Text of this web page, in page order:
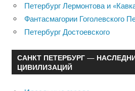
Петербург Лермонтова и
Фантасмагории Гоголевского
Петербург Достоевского
САНКТ ПЕТЕРБУРГ —
ЦИВИЛИЗАЦИЙ